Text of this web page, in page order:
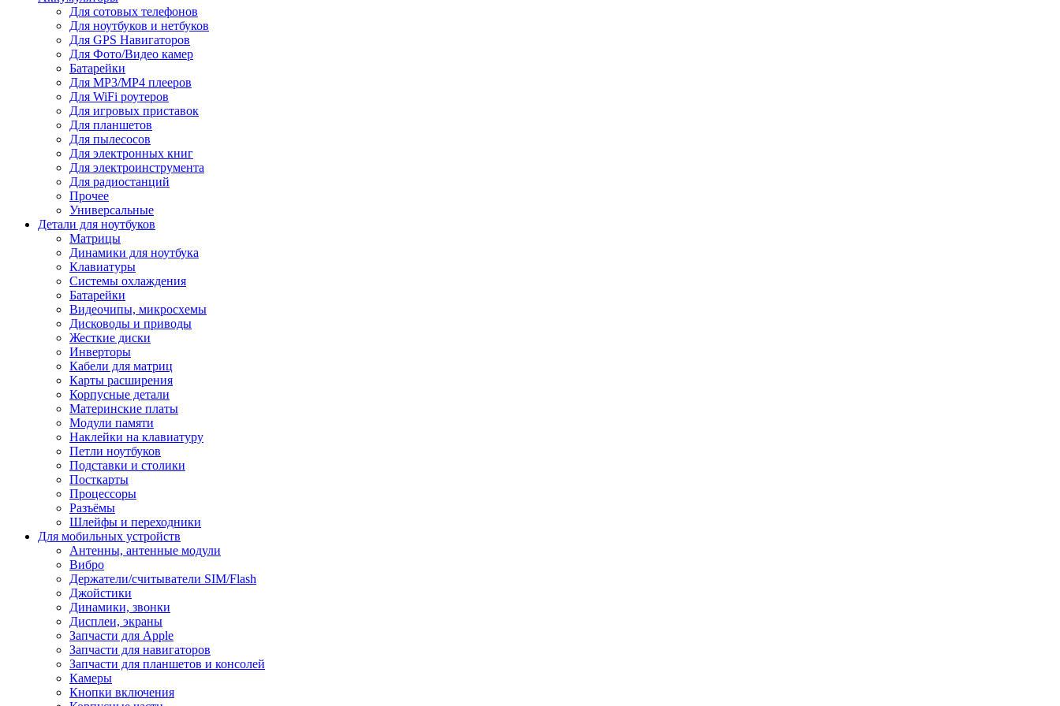
Для сотовых телефонов
Для ноутбуков и нетбуков
Для GPS Навигаторов
Для Фото/Видео камер
Батарейки
Для MP3/MP4 плееров
Для WiFi роутеров
Для игровых приставок
Для планшетов
Для пылесосов
Для электронных книг
Для электроинструмента
Для радиостанций
Прочее
Универсальные
Детали для ноутбуков
Матрицы
Динамики для ноутбука
Клавиатуры
Системы охлаждения
Батарейки
Видеочипы, микросхемы
Дисководы и приводы
Жесткие диски
Инверторы
Кабели для матриц
Карты расширения
Корпусные детали
Материнские платы
Модули памяти
Наклейки на клавиатуру
Петли ноутбуков
Подставки и столики
Посткарты
Процессоры
Разъёмы
Шлейфы и переходники
Для мобильных устройств
Антенны, антенные модули
Вибро
Держатели/считыватели SIM/Flash
Джойстики
Динамики, звонки
Дисплеи, экраны
Запчасти для Apple
Запчасти для навигаторов
Запчасти для планшетов и консолей
Камеры
Кнопки включения